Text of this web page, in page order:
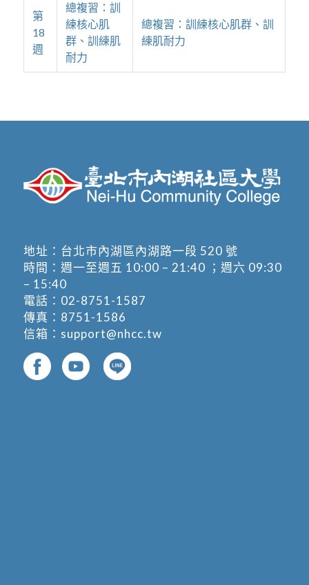
第
18
週
總複習：訓
練核心肌
群、訓練肌
耐力
總複習：訓練核心肌群、訓
練肌耐力
地址： 台北市內湖區內湖路一段 520 號
時間：週一至週五 10:00 – 21:40 ；週六 09:30
– 15:40
電話： 02-8751-1587
傳真：8751-1586
信箱： support@nhcc.tw